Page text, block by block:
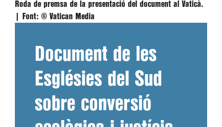
Roda de premsa de la presentació del document al Vaticà.
Font: © Vatican Media
Document de les
Esglésies del Sud
sobre conversió